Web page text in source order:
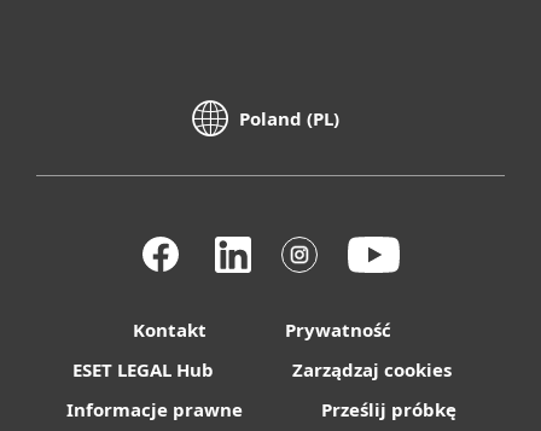
Poland (PL)
Kontakt
Prywatność
ESET LEGAL Hub
Zarządzaj cookies
Informacje prawne
Prześlij próbkę